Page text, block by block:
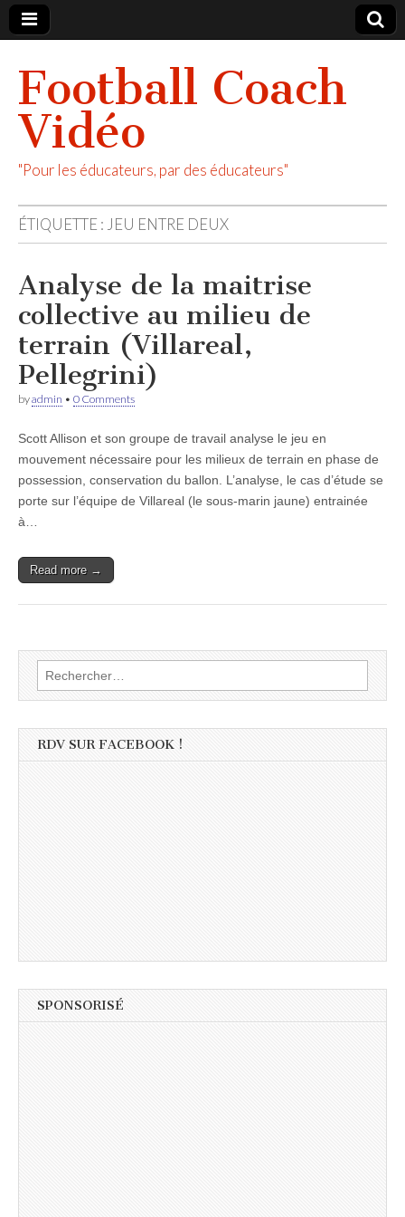
Football Coach
Vidéo
"Pour les éducateurs, par des éducateurs"
ÉTIQUETTE : JEU ENTRE DEUX
Analyse de la maitrise
collective au milieu de
terrain (Villareal,
Pellegrini)
byadmin • 0 Comments
Scott Allison et son groupe de travail analyse le jeu en
mouvement nécessaire pour les milieux de terrain en phase de
possession, conservation du ballon. L’analyse, le cas d’étude se
porte sur l’équipe de Villareal (le sous-marin jaune) entrainée
à…
Read more →
Rechercher :
RDV SUR FACEBOOK !
SPONSORISÉ